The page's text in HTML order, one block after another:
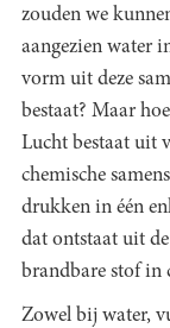
zouden we
aangezien water
vorm uit deze
bestaat? Maar
Lucht bestaat uit
chemische
drukken in één
dat ontstaat uit
brandbare stof in
Zowel bij water,